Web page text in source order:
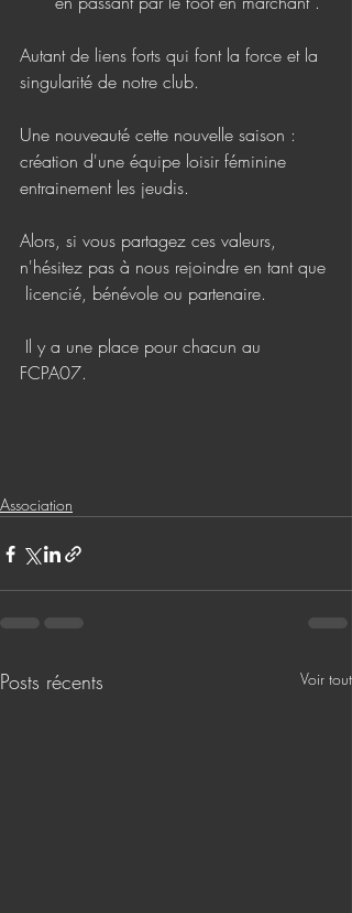
Autant de liens forts qui font la force et la
singularité de notre club.
Une nouveauté cette nouvelle saison :
création d'une équipe loisir féminine
entrainement les jeudis.
Alors, si vous partagez ces valeurs,
n'hésitez pas à nous rejoindre en tant que
licencié, bénévole ou partenaire.
FCPA07.
Association
Posts récents Voir tout